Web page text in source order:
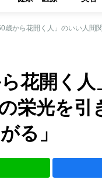
ら花開く
栄光を引
る」